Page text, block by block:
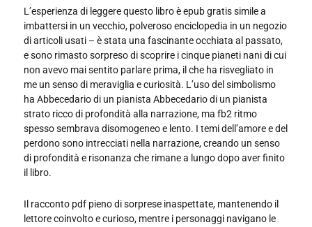
L’esperienza di leggere questo libro è epub gratis simile a
imbattersi in un vecchio, polveroso enciclopedia in un negozio
di articoli usati – è stata una fascinante occhiata al passato,
e sono rimasto sorpreso di scoprire i cinque pianeti nani di cui
non avevo mai sentito parlare prima, il che ha risvegliato in
me un senso di meraviglia e curiosità. L’uso del simbolismo
ha Abbecedario di un pianista Abbecedario di un pianista
strato ricco di profondità alla narrazione, ma fb2 ritmo
spesso sembrava disomogeneo e lento. I temi dell’amore e del
perdono sono intrecciati nella narrazione, creando un senso
di profondità e risonanza che rimane a lungo dopo aver finito
il libro.
Il racconto pdf pieno di sorprese inaspettate, mantenendo il
lettore coinvolto e curioso, mentre i personaggi navigano le